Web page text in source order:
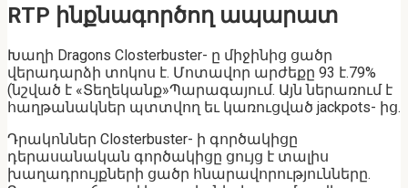
RTP ինքնագործող ապարատ
Խաղի Dragons Closterbuster- ը միջինից ցածր
վերադարձի տոկոս է. Մոտավոր արժեքը 93 է.79%
(նշված է «Տեղեկանք»Պարագայում. Այն ներառում է
հաղթանակներ պտտվող եւ կառուցված jackpots- ից.
Դրակոններ Closterbuster- ի գործակիցը
դերասանական գործակիցը ցույց է տալիս
խաղադրույքների ցածր հնարավորությունները.